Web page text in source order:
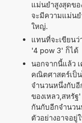
แม่นยำสูงสุดข
จะมีความแม่น
ใหญ่.
แทนที่จะเขียน
'4 pow 3' ก็ได้
นอกจากนี้แล้ว
คณิตศาสตร์เป็
จำนวนหนึ่งกับ
ของเหลว,สหรั
กันกับอีกจำนวน
ตัวอย่างอาจอยู่